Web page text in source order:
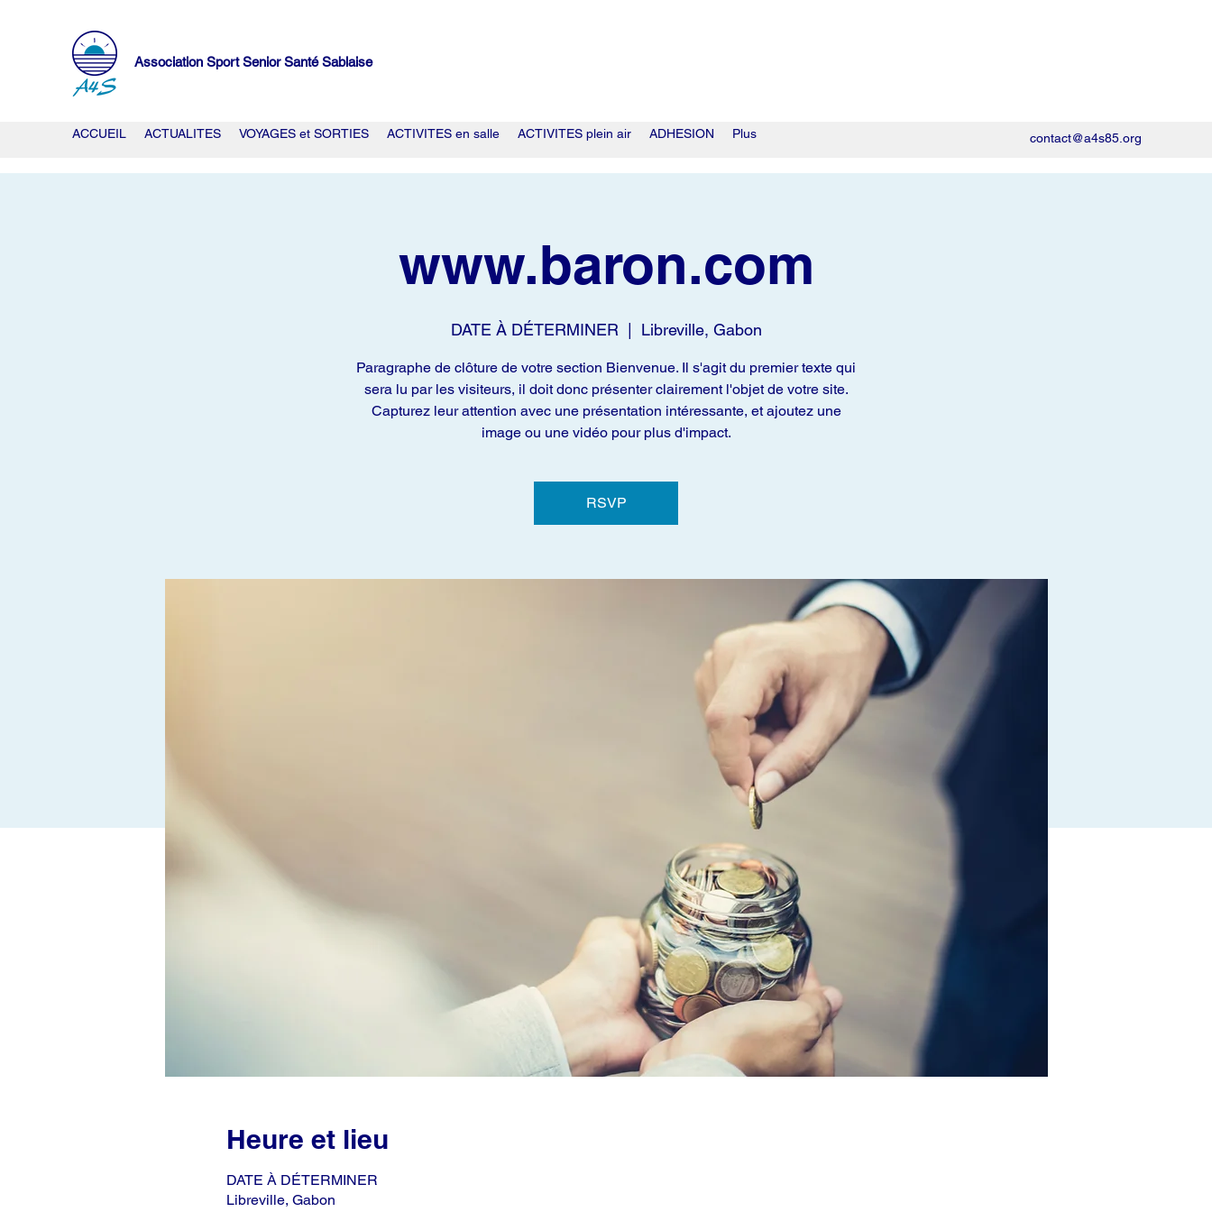
Association Sport Senior Santé Sablaise
ACCUEIL ACTUALITES VOYAGES et SORTIES ACTIVITES en salle ACTIVITES plein air ADHESION Plus contact@a4s85.org
www.baron.com
DATE À DÉTERMINER Libreville, Gabon
Paragraphe de clôture de votre section Bienvenue. Il s'agit du premier texte qui
sera lu par les visiteurs, il doit donc présenter clairement l'objet de votre site.
Capturez leur attention avec une présentation intéressante, et ajoutez une
image ou une vidéo pour plus d'impact.
RSVP
Heure et lieu
DATE À DÉTERMINER
Libreville, Gabon